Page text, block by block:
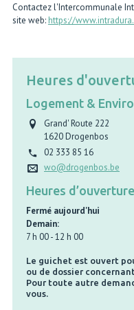
Contactez l'Intercommunale
site web: https://
Heures
Logement &
Grand' Route 222
1620Drogenbos
02 333 85 16
wo@drogenbos.be
Heures d’ouverture
Fermé aujourd'hui
Demain:
7 h 00-12 h 00
Le guichet est ouvert
ou de dossier
Pour toute autre
vous.